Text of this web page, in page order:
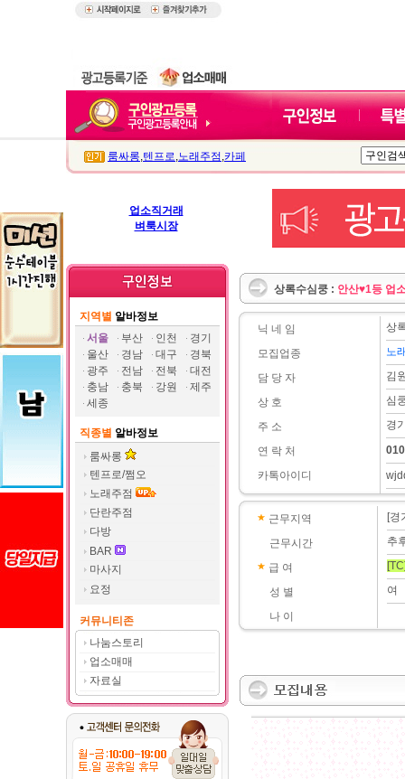
룸싸롱,텐프로,노래주점 ,카페
업소직거래
벼룩시장
지역별 알바정보
서울
부산 인천
경기
울산
경남 대구
경북
광주
전남 전북
대전
충남
충북 강원
제주
세종
직종별 알바정보
룸싸롱
텐프로/쩜오
노래주점
단란주점
다방
BAR
마사지
요정
커뮤니티존
나눔스토리
업소매매
자료실
상록수심쿵 : 안산♥1등 업
닉 네 임
모집업종
담 당 자
상 호
주 소
연 락 처
카톡아이디
상
노
김
심
경
근무지역
근무시간
급 여
성 별
나 이
[경
추
여